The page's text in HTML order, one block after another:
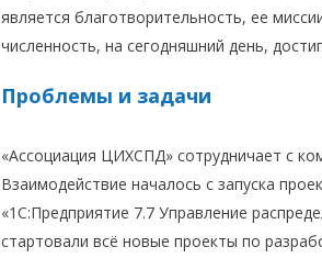
является благотворительность, ее
численность, на сегодняшний день,
Проблемы и задачи
«Ассоциация ЦИХСПД» сотрудничает с
Взаимодействие началось с запуска
«1С:Предприятие 7.7 Управление
стартовали всё новые проекты по